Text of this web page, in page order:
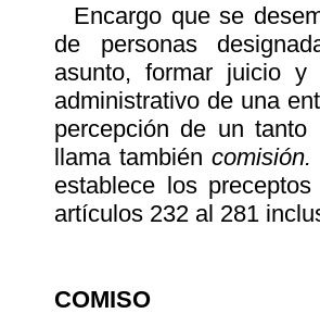
Encargo que se
de personas
asunto, formar juicio y
administrativo de una
percepción de un
llama también comisión.
establece los
artículos 232 al 281
COMISO